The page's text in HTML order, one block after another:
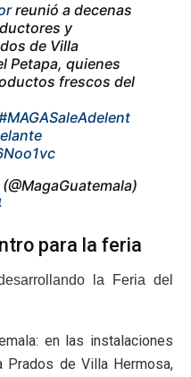
reunió a decenas
y
de Villa
Petapa, quienes
frescos del
para la feria
la Feria del
en las instalaciones
Prados de Villa Hermosa,